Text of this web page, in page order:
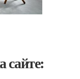
сайте: